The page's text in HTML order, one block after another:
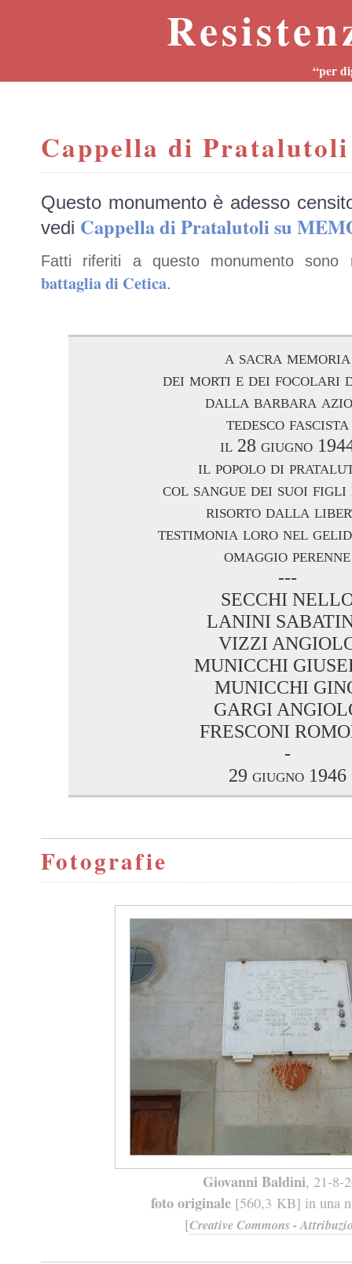
“per
Cappella di Pratalutoli
Questo monumento è adesso
vedi Cappella di Pratalutoli su
Fatti riferiti a questo monumento
battaglia di Cetica.
a sacra memoria
dei morti e dei focolari
dalla barbara
tedesco fascista
il 28 giugno
il popolo di
col sangue dei suoi
risorto dalla
testimonia loro nel
omaggio perenne
---
SECCHI
LANINI
VIZZI
MUNICCHI
MUNICCHI
GARGI
FRESCONI
-
29 giugno 1946
Fotografie
Giovanni Baldini, 21-8-
foto originale [560,3 KB] in una
[Creative Commons -